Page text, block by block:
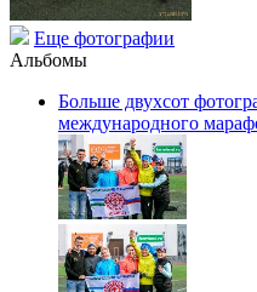
Еще фотографии
Альбомы
Больше двухсот
международного